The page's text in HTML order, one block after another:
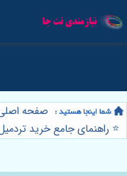
صفحه
⭐️ راهنمای جامع خرید